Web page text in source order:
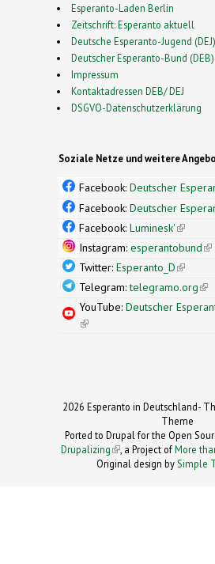
Esperanto-Laden Berlin
Zeitschrift: Esperanto aktuell
Deutsche Esperanto-Jugend (DEJ)
Deutscher Esperanto-Bund (DEB)
Impressum
Kontaktadressen DEB/ DEJ
DSGVO-Datenschutzerklärung
Soziale Netze und weitere
Facebook: Deutscher
Facebook: Deutscher
Facebook: Luminesk'(link is
Instagram: esperantobund
Twitter: Esperanto_D(link is
Telegram:telegramo.org
YouTube: Deutscher
(link is external)
2026 Esperanto in Deutschland-
Theme
Ported to Drupal for the Open
Drupalizing(link is external)
, a Project ofMore
Original design bySimple